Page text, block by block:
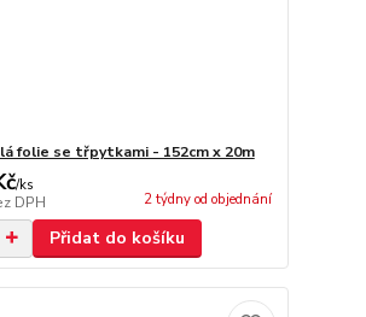
folie se třpytkami - 152cm x 20m
/ks
DPH 2 týdny od objednání
Přidat do košíku